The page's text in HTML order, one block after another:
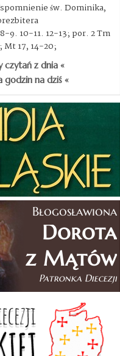
św. Dominika,
8-9. 10-11. 12-13; por. 2 Tm
Mt 17, 14-20;
czytań z dnia «
godzin na dziś «